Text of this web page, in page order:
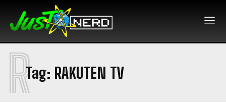
Tag: RAKUTEN TV
R